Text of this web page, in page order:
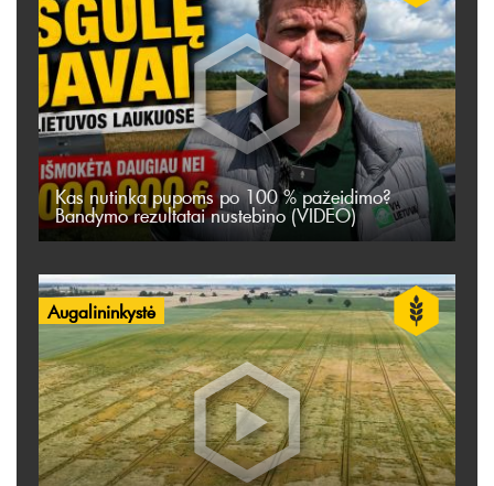
Kas nutinka pupoms po 100 % pažeidimo?
Bandymo rezultatai nustebino (VIDEO)
Augalininkystė